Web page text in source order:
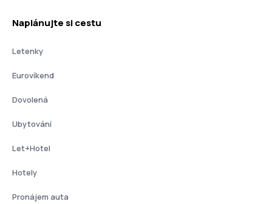
Naplánujte si cestu
Letenky
Eurovíkend
Dovolená
Ubytování
Let+Hotel
Hotely
Pronájem auta